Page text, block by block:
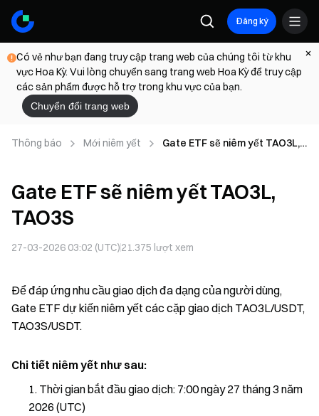
Đăng ký
Có vẻ như bạn đang truy cập trang web của chúng tôi từ khu
vực Hoa Kỳ. Vui lòng chuyển sang trang web Hoa Kỳ để truy cập
các sản phẩm được hỗ trợ trong khu vực của bạn.
Chuyển đổi trang web
Thông báo Mới niêm yết
Gate ETF sẽ niêm yết TAO3L,
Gate ETF sẽ niêm yết TAO3L,
TAO3S
27-03-2026 03:02 (UTC)21.375 lượt xem
Để đáp ứng nhu cầu giao dịch đa dạng của người dùng,
Gate ETF dự kiến niêm yết các cặp giao dịch TAO3L/USDT,
TAO3S/USDT.
Chi tiết niêm yết như sau:
Thời gian bắt đầu giao dịch: 7:00 ngày 27 tháng 3 năm
2026 (UTC)